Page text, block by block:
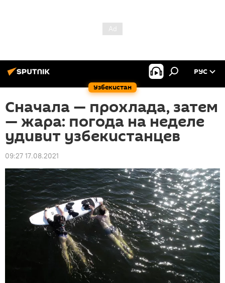
Узбекистан
РУС
Сначала — прохлада, затем
— жара: погода на неделе
удивит узбекистанцев
09:27 17.08.2021